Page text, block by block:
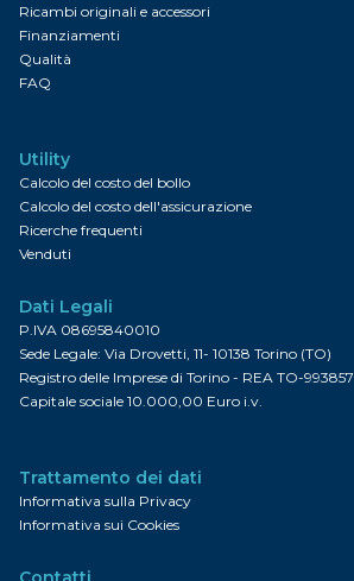
Ricambi originali e accessori
Finanziamenti
Qualità
FAQ
Utility
Calcolo del costo del bollo
Calcolo del costo dell'assicurazione
Ricerche frequenti
Venduti
Dati Legali
P.IVA 08695840010
Sede Legale: Via Drovetti, 11- 10138 Torino (TO)
Registro delle Imprese di Torino - REA TO-993857
Capitale sociale 10.000,00 Euro i.v.
Trattamento dei dati
Informativa sulla Privacy
Informativa sui Cookies